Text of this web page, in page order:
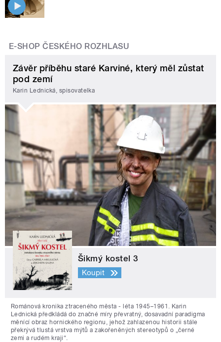
E-SHOP ČESKÉHO ROZHLASU
Závěr příběhu staré Karviné, který měl zůstat
pod zemí
Karin Lednická, spisovatelka
Šikmý kostel 3
Koupit
Románová kronika ztraceného města - léta 1945–1961. Karin
Lednická předkládá do značné míry převratný, dosavadní paradigma
měnící obraz hornického regionu, jehož zahlazenou historii stále
překrývá tlustá vrstva mýtů a zakořeněných stereotypů o „černé
zemi a rudém kraji“.